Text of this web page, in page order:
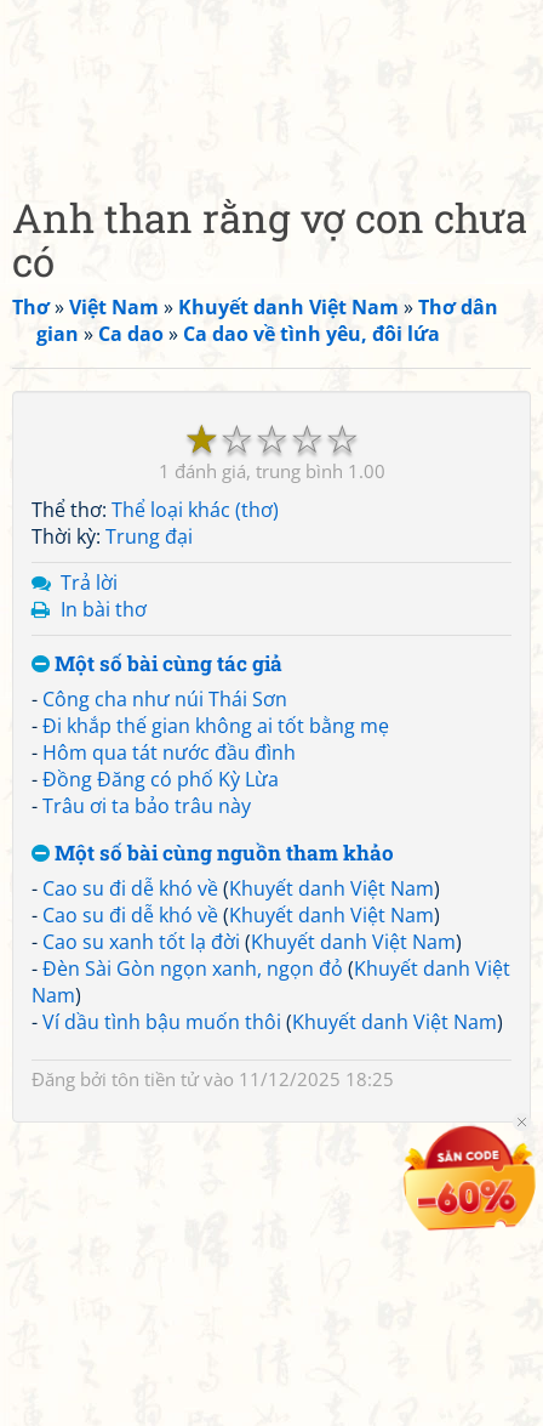
Anh than rằng vợ con chưa
có
Thơ»Việt Nam » Khuyết danh Việt Nam »Thơ dân
gian » Ca dao» Ca dao về tình yêu, đôi lứa
☆
☆
☆
☆
☆
1 1.00
Thể thơ: Thể loại khác (thơ)
Thời kỳ: Trung đại
Trả lời
In bài thơ
Một số bài cùng tác giả
- Công cha như núi Thái Sơn
-Đi khắp thế gian không ai tốt bằng mẹ
- Hôm qua tát nước đầu đình
-Đồng Đăng có phố Kỳ Lừa
-Trâu ơi ta bảo trâu này
Một số bài cùng nguồn tham khảo
- Cao su đi dễ khó về(Khuyết danh Việt Nam)
- Cao su đi dễ khó về(Khuyết danh Việt Nam)
- Cao su xanh tốt lạ đời (Khuyết danh Việt Nam)
-Đèn Sài Gòn ngọn xanh, ngọn đỏ (Khuyết danh Việt
Nam)
-Ví dầu tình bậu muốn thôi (Khuyết danh Việt Nam)
Đăng bởi tôn tiền tửvào 11/12/2025 18:25